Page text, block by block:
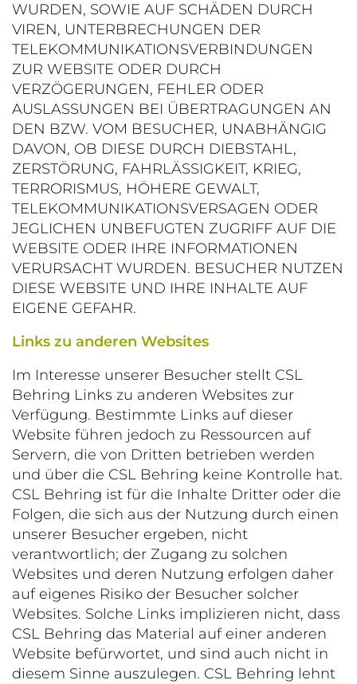
WURDEN, SOWIE AUF SCHÄDEN DURCH
VIREN, UNTERBRECHUNGEN DER
TELEKOMMUNIKATIONSVERBINDUNGEN
ZUR WEBSITE ODER DURCH
VERZÖGERUNGEN, FEHLER ODER
AUSLASSUNGEN BEI ÜBERTRAGUNGEN AN
DEN BZW. VOM BESUCHER, UNABHÄNGIG
DAVON, OB DIESE DURCH DIEBSTAHL,
ZERSTÖRUNG, FAHRLÄSSIGKEIT, KRIEG,
TERRORISMUS, HÖHERE GEWALT,
TELEKOMMUNIKATIONSVERSAGEN ODER
JEGLICHEN UNBEFUGTEN ZUGRIFF AUF DIE
WEBSITE ODER IHRE INFORMATIONEN
VERURSACHT WURDEN. BESUCHER NUTZEN
DIESE WEBSITE UND IHRE INHALTE AUF
EIGENE GEFAHR.
Links zu anderen Websites
Im Interesse unserer Besucher stellt CSL
Behring Links zu anderen Websites zur
Verfügung. Bestimmte Links auf dieser
Website führen jedoch zu Ressourcen auf
Servern, die von Dritten betrieben werden
und über die CSL Behring keine Kontrolle hat.
CSL Behring ist für die Inhalte Dritter oder die
Folgen, die sich aus der Nutzung durch einen
unserer Besucher ergeben, nicht
verantwortlich; der Zugang zu solchen
Websites und deren Nutzung erfolgen daher
auf eigenes Risiko der Besucher solcher
Websites. Solche Links implizieren nicht, dass
CSL Behring das Material auf einer anderen
Website befürwortet, und sind auch nicht in
diesem Sinne auszulegen. CSL Behring lehnt